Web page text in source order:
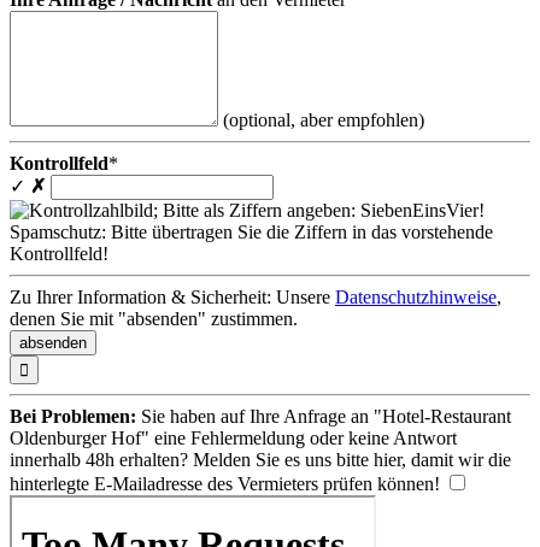
(optional, aber empfohlen)
Kontrollfeld*
✓ ✗
Spamschutz: Bitte übertragen Sie die Ziffern in das vorstehende
Kontrollfeld!
Zu Ihrer Information & Sicherheit: Unsere Datenschutzhinweise,
denen Sie mit "absenden" zustimmen.

Bei Problemen: Sie haben auf Ihre Anfrage an "Hotel-Restaurant
Oldenburger Hof" eine Fehlermeldung oder keine Antwort
innerhalb 48h erhalten? Melden Sie es uns bitte hier, damit wir die
hinterlegte E-Mailadresse des Vermieters prüfen können!